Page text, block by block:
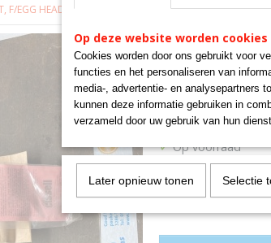
F/EGG HEAD PUFF IRN ONLY CISSELL
PA28
ONLY
€ 24,96
✓Op voorraad
Op deze website worden
Cookies worden door ons gebruikt voor
functies en het personaliseren van
media-, advertentie- en analysepartners
kunnen deze informatie gebruiken in
verzameld door uw gebruik van hun
Later opnieuw tonen Selectie